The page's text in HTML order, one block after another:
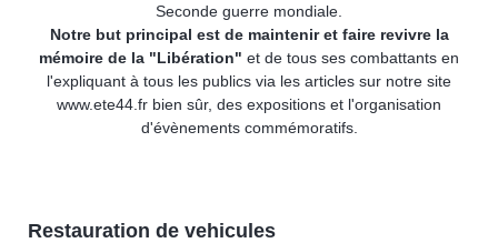
Seconde guerre mondiale.
Notre but principal est de maintenir et faire revivre la
mémoire de la "Libération" et de tous ses combattants en
l'expliquant à tous les publics via les articles sur notre site
www.ete44.fr bien sûr, des expositions et l'organisation
d'évènements commémoratifs.
Restauration de vehicules